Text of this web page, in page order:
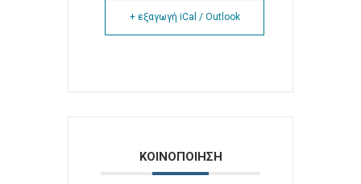
+ εξαγωγή iCal / Outlook
ΚΟΙΝΟΠΟΙΗΣΗ